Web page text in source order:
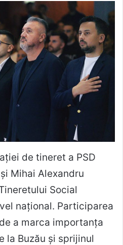
de tineret a PSD
Mihai Alexandru
Social
național. Participarea
a marca importanța
la Buzău și sprijinul